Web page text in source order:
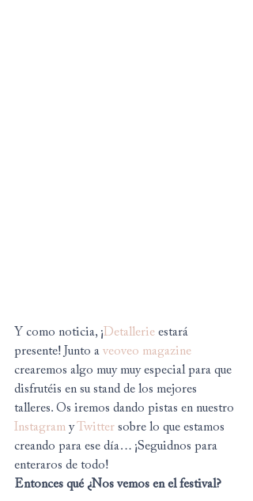
Y como noticia, ¡Detallerie estará
presente! Junto a veoveo magazine
crearemos algo muy muy especial para que
disfrutéis en su stand de los mejores
talleres. Os iremos dando pistas en nuestro
Instagram y Twitter sobre lo que estamos
creando para ese día… ¡Seguidnos para
enteraros de todo!
Entonces qué ¿Nos vemos en el festival?